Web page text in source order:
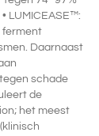
LUMICEASE™:
ferment
Daarnaast
schade
de
het meest